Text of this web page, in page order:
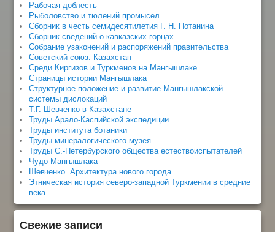
Рабочая доблесть
Рыболовство и тюлений промысел
Сборник в честь семидесятилетия Г. Н. Потанина
Сборник сведений о кавказских горцах
Собрание узаконений и распоряжений правительства
Советский союз. Казахстан
Среди Киргизов и Туркменов на Мангышлаке
Страницы истории Мангышлака
Структурное положение и развитие Мангышлакской
системы дислокаций
Т.Г. Шевченко в Казахстане
Труды Арало-Каспийской экспедиции
Труды института ботаники
Труды минералогического музея
Труды С.-Петербурского общества естествоиспытателей
Чудо Мангышлака
Шевченко. Архитектура нового города
Этническая история северо-западной Туркмении в средние
века
Свежие записи